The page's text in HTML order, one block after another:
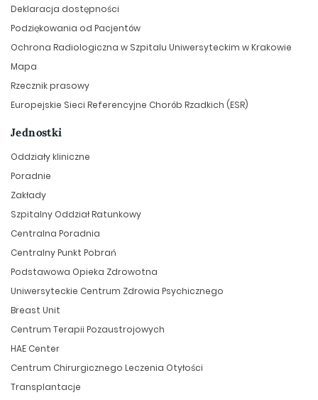
Deklaracja dostępności
Podziękowania od Pacjentów
Ochrona Radiologiczna w Szpitalu Uniwersyteckim w Krakowie
Mapa
Rzecznik prasowy
Europejskie Sieci Referencyjne Chorób Rzadkich (ESR)
Jednostki
Oddziały kliniczne
Poradnie
Zakłady
Szpitalny Oddział Ratunkowy
Centralna Poradnia
Centralny Punkt Pobrań
Podstawowa Opieka Zdrowotna
Uniwersyteckie Centrum Zdrowia Psychicznego
Breast Unit
Centrum Terapii Pozaustrojowych
HAE Center
Centrum Chirurgicznego Leczenia Otyłości
Transplantacje